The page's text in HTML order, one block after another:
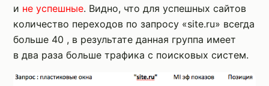
и не успешные. Видно, что для успешных сайтов
количество переходов по запросу «site.ru» всегда
больше 40 , в результате данная группа имеет
в два раза больше трафика с поисковых систем.